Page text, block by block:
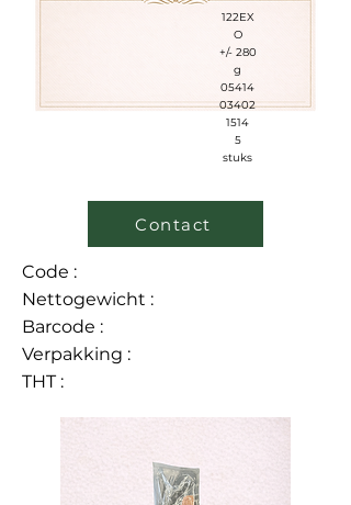
122EX
O
+/- 280
g
05414
03402
1514
5
stuks
Contact
Code :
Nettogewicht :
Barcode :
Verpakking :
THT :